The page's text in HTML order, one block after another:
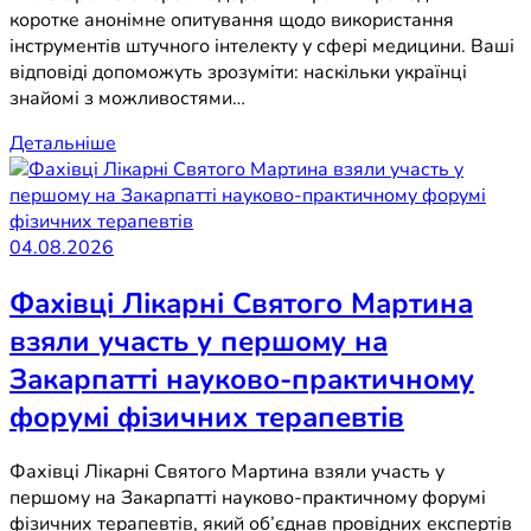
коротке анонімне опитування щодо використання
інструментів штучного інтелекту у сфері медицини. Ваші
відповіді допоможуть зрозуміти: наскільки українці
знайомі з можливостями…
Детальніше
04.08.2026
Фахівці Лікарні Святого Мартина
взяли участь у першому на
Закарпатті науково-практичному
форумі фізичних терапевтів
Фахівці Лікарні Святого Мартина взяли участь у
першому на Закарпатті науково-практичному форумі
фізичних терапевтів, який об’єднав провідних експертів